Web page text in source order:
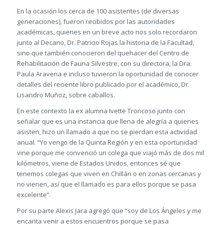
En la ocasión los cerca de 100 asistentes (de diversas
generaciones), fueron recibidos por las autoridades
académicas, quienes en un breve acto nos solo recordaron
junto al Decano, Dr. Patricio Rojas la historia de la Facultad,
sino que también conocieron del quehacer del Centro de
Rehabilitación de Fauna Silvestre, con su directora, la Dra.
Paula Aravena e incluso tuvieron la oportunidad de conocer
detalles del reciente libro publicado por el académico, Dr.
Lisandro Muñoz, sobre caballos.
En este contexto la ex alumna Ivette Troncoso junto con
señalar que es una instancia que llena de alegría a quienes
asisten, hizo un llamado a que no se pierdan esta actividad
anual. “Yo vengo de la Quinta Región y en esta oportunidad
vine porque me convenció un colega que viajó más de dos mil
kilómetros, viene de Estados Unidos, entonces sé que
tenemos colegas que viven en Chillán o en zonas cercanas y
no vienen, así que el llamado es para ellos porque se pasa
excelente”.
Por su parte Alexis Jara agregó que “soy de Los Ángeles y me
encanta venir a estos encuentros porque se pasa